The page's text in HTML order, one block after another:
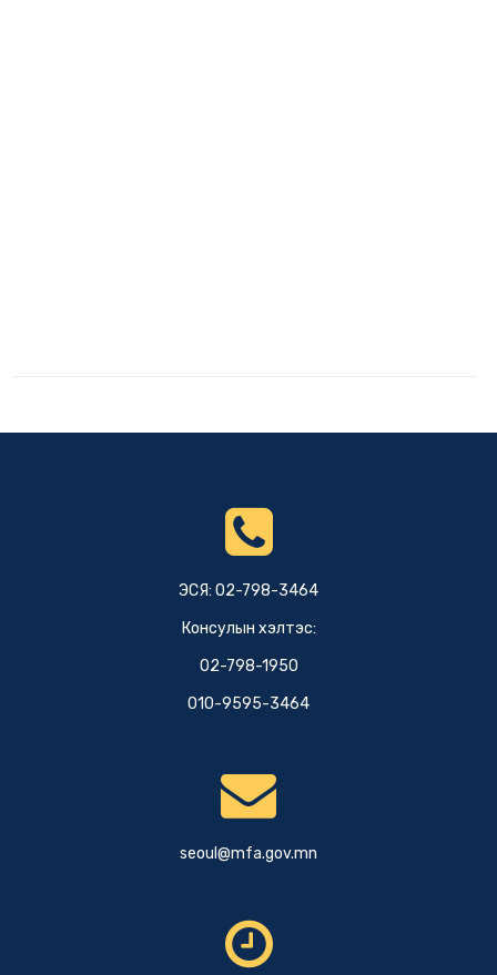
ЭСЯ: 02-798-3464
Консулын хэлтэс:
02-798-1950
010-9595-3464
seoul@mfa.gov.mn